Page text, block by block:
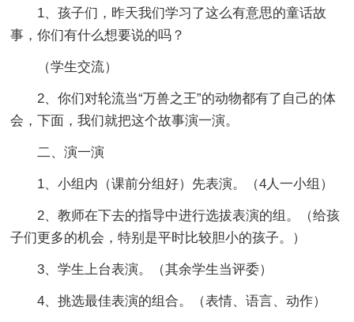
1、孩子们，昨天我们学习了这么有意思的童话故
事，你们有什么想要说的吗？
（学生交流）
2、你们对轮流当“万兽之王”的动物都有了自己的体
会，下面，我们就把这个故事演一演。
二、演一演
1、小组内（课前分组好）先表演。（4人一小组）
2、教师在下去的指导中进行选拔表演的组。（给孩
子们更多的机会，特别是平时比较胆小的孩子。）
3、学生上台表演。（其余学生当评委）
4、挑选最佳表演的组合。（表情、语言、动作）